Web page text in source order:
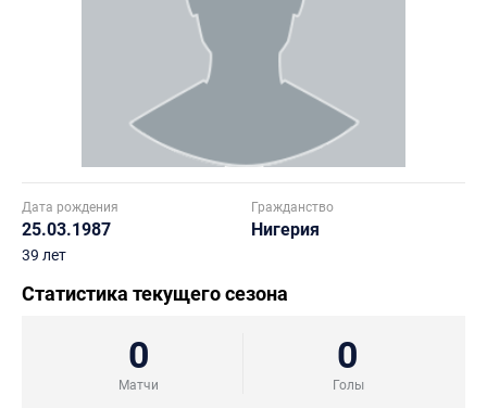
Дата рождения
25.03.1987
39 лет
Гражданство
Нигерия
Статистика текущего сезона
0
Матчи
0
Голы